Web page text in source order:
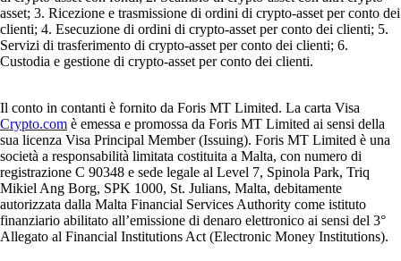
asset; 3. Ricezione e trasmissione di ordini di crypto-asset per conto dei
clienti; 4. Esecuzione di ordini di crypto-asset per conto dei clienti; 5.
Servizi di trasferimento di crypto-asset per conto dei clienti; 6.
Custodia e gestione di crypto-asset per conto dei clienti.
Il conto in contanti è fornito da Foris MT Limited. La carta Visa
Crypto.com è emessa e promossa da Foris MT Limited ai sensi della
sua licenza Visa Principal Member (Issuing). Foris MT Limited è una
società a responsabilità limitata costituita a Malta, con numero di
registrazione C 90348 e sede legale al Level 7, Spinola Park, Triq
Mikiel Ang Borg, SPK 1000, St. Julians, Malta, debitamente
autorizzata dalla Malta Financial Services Authority come istituto
finanziario abilitato all’emissione di denaro elettronico ai sensi del 3°
Allegato al Financial Institutions Act (Electronic Money Institutions).